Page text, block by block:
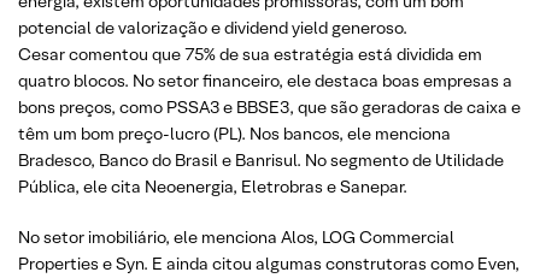
potencial de valorização e dividend yield generoso.
Cesar comentou que 75% de sua estratégia está dividida em
quatro blocos. No setor financeiro, ele destaca boas empresas a
bons preços, como PSSA3 e BBSE3, que são geradoras de caixa e
têm um bom preço-lucro (PL). Nos bancos, ele menciona
Bradesco, Banco do Brasil e Banrisul. No segmento de Utilidade
Pública, ele cita Neoenergia, Eletrobras e Sanepar.
No setor imobiliário, ele menciona Alos, LOG Commercial
Properties e Syn. E ainda citou algumas construtoras como Even,